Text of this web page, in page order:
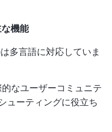
機能
多言語に対応していま
なユーザーコミュニテ
ューティングに役立ち